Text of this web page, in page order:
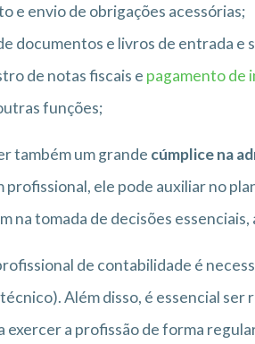
e envio de obrigações acessórias;
documentos e livros de entrada e
de notas fiscais e pagamento de
funções;
também um grande cúmplice na
profissional, ele pode auxiliar no
na tomada de decisões
de contabilidade é
Além disso, é essencial ser
exercer a profissão de forma